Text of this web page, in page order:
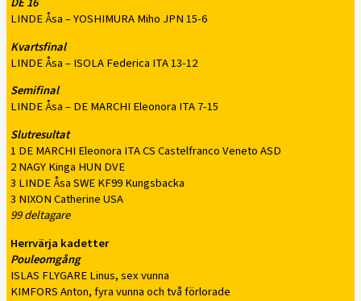
LINDE Åsa – YOSHIMURA Miho JPN 15-6
Kvartsfinal
LINDE Åsa – ISOLA Federica ITA 13-12
Semifinal
LINDE Åsa – DE MARCHI Eleonora ITA 7-15
Slutresultat
1 DE MARCHI Eleonora ITA CS Castelfranco Veneto ASD
2 NAGY Kinga HUN DVE
3 LINDE Åsa SWE KF99 Kungsbacka
3 NIXON Catherine USA
99 deltagare
Herrvärja kadetter
Pouleomgång
ISLAS FLYGARE Linus, sex vunna
KIMFORS Anton, fyra vunna och två förlorade